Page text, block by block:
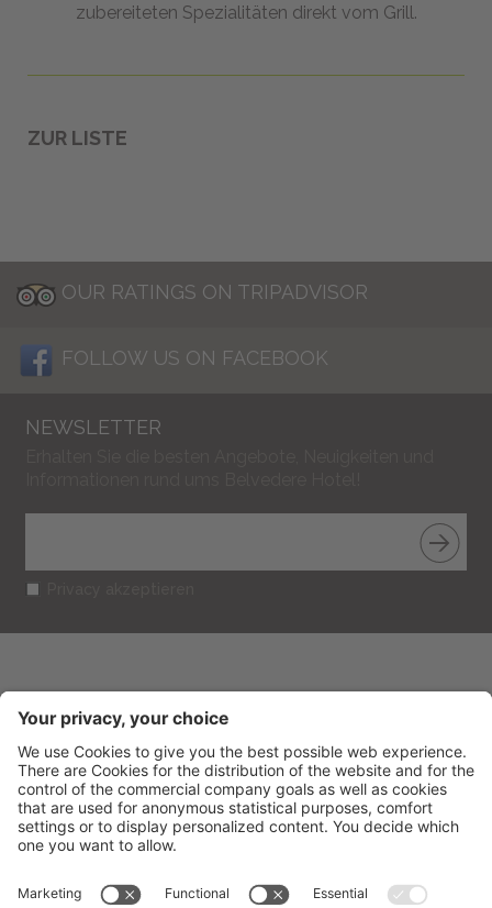
zubereiteten Spezialitäten direkt vom Grill.
ZUR LISTE
OUR RATINGS ON TRIPADVISOR
FOLLOW US ON FACEBOOK
NEWSLETTER
BELVEDERE HOTEL
V.le Gramsci 95-47838 Riccione (RN) Italien
Tel.+39 0541 601506 Fax+39 0541 691394
info@belvederericcione.com
MwSt-Nr. 01603580406
Sitemap
Cookie Einstellungen Privacy